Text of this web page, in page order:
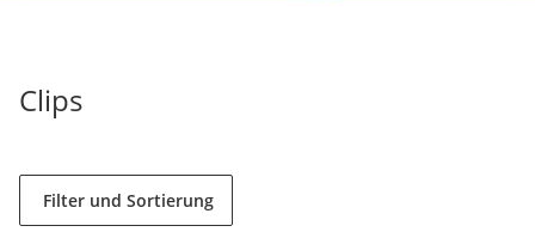
Clips
Filter und Sortierung